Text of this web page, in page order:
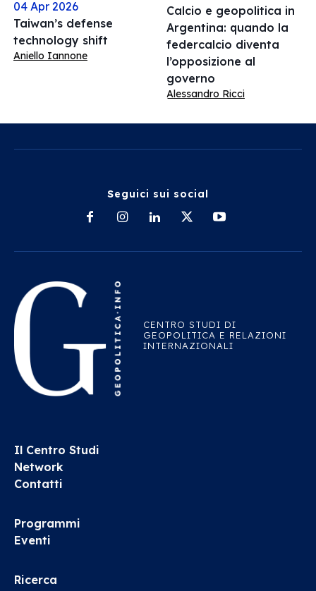
04 Apr 2026
Taiwan’s defense
technology shift
Aniello Iannone
Calcio e geopolitica in
Argentina: quando la
federcalcio diventa
l’opposizione al
governo
Alessandro Ricci
Seguici sui social
CENTRO STUDI DI
GEOPOLITICA E RELAZIONI
INTERNAZIONALI
Il Centro Studi
Network
Contatti
Programmi
Eventi
Ricerca